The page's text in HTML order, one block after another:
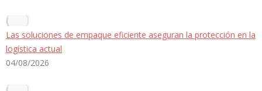
Las soluciones de empaque eficiente aseguran la protección en la
logística actual
04/08/2026